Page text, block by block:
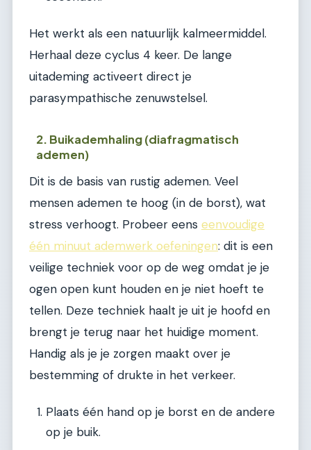
Het werkt als een natuurlijk kalmeermiddel.
Herhaal deze cyclus 4 keer. De lange
uitademing activeert direct je
parasympathische zenuwstelsel.
2. Buikademhaling (diafragmatisch
ademen)
Dit is de basis van rustig ademen. Veel
mensen ademen te hoog (in de borst), wat
stress verhoogt. Probeer eens eenvoudige
één minuut ademwerk oefeningen: dit is een
veilige techniek voor op de weg omdat je je
ogen open kunt houden en je niet hoeft te
tellen. Deze techniek haalt je uit je hoofd en
brengt je terug naar het huidige moment.
Handig als je je zorgen maakt over je
bestemming of drukte in het verkeer.
Plaats één hand op je borst en de andere
op je buik.